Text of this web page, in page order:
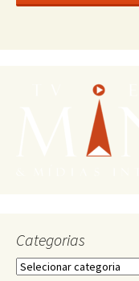
Categorias
Categorias